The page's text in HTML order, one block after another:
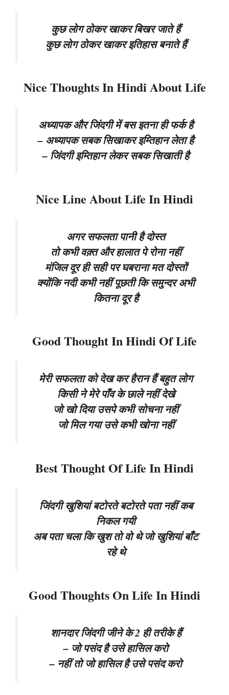
कुछ लोग ठोकर खाकर बिखर जाते हैं
कुछ लोग ठोकर खाकर इतिहास बनाते हैं
Nice Thoughts In Hindi About Life
अध्यापक और जिंदगी में बस इतना ही फर्क है
– अध्यापक सबक सिखाकर इम्तिहान लेता है
– जिंदगी इम्तिहान लेकर सबक सिखाती है
Nice Line About Life In Hindi
अगर सफलता पानी है दोस्त
तो कभी वक़्त और हालात पे रोना नहीं
मंजिल दूर ही सही पर घबराना मत दोस्तों
क्योंकि नदी कभी नहीं पूछती कि समुन्दर अभी
कितना दूर है
Good Thought In Hindi Of Life
मेरी सफलता को देख कर हैरान हैं बहुत लोग
किसी ने मेरे पाँव के छाले नहीं देखे
जो खो दिया उसपे कभी सोचना नहीं
जो मिल गया उसे कभी खोना नहीं
Best Thought Of Life In Hindi
जिंदगी खुशियां बटोरते बटोरते पता नहीं कब
निकल गयी
अब पता चला कि खुश तो वो थे जो खुशियां बाँट
रहे थे
Good Thoughts On Life In Hindi
शानदार जिंदगी जीने के 2 ही तरीके हैं
– जो पसंद है उसे हासिल करो
– नहीं तो जो हासिल है उसे पसंद करो